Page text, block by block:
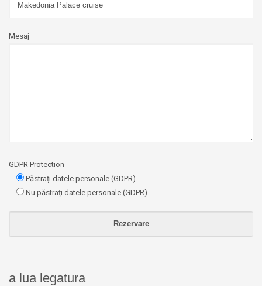
Mesaj
GDPR Protection
Păstrați datele personale (GDPR)
Nu păstrați datele personale (GDPR)
a lua legatura